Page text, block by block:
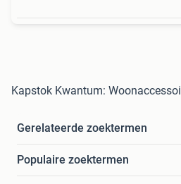
Kapstok Kwantum:
Gerelateerde zoektermen
Populaire zoektermen